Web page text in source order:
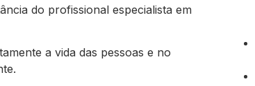
do profissional especialista em
a vida das pessoas e no